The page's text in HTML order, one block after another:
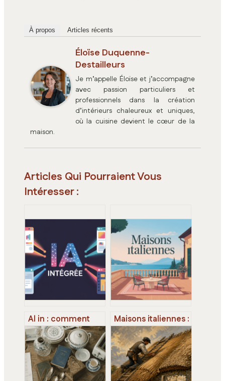
À propos Articles récents
Éloïse Duquenne-
Destailleurs
Je m’appelle Éloïse et j’accompagne
avec passion particuliers et
professionnels dans la création
d’intérieurs chaleureux et uniques,
où la cuisine devient le cœur de la
maison.
Articles Qui Pourraient Vous
Intéresser :
Al in : comment
l’intelligence
artificielle
transforme déjà
votre quotidien
Maisons italiennes :
styles, plans et
idées pour
s’inspirer sans se
tromper